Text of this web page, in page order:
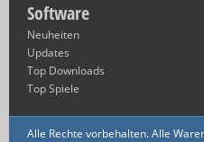
Software
Neuheiten
Updates
Top Downloads
Top Spiele
Alle Rechte vorbehalten. Alle